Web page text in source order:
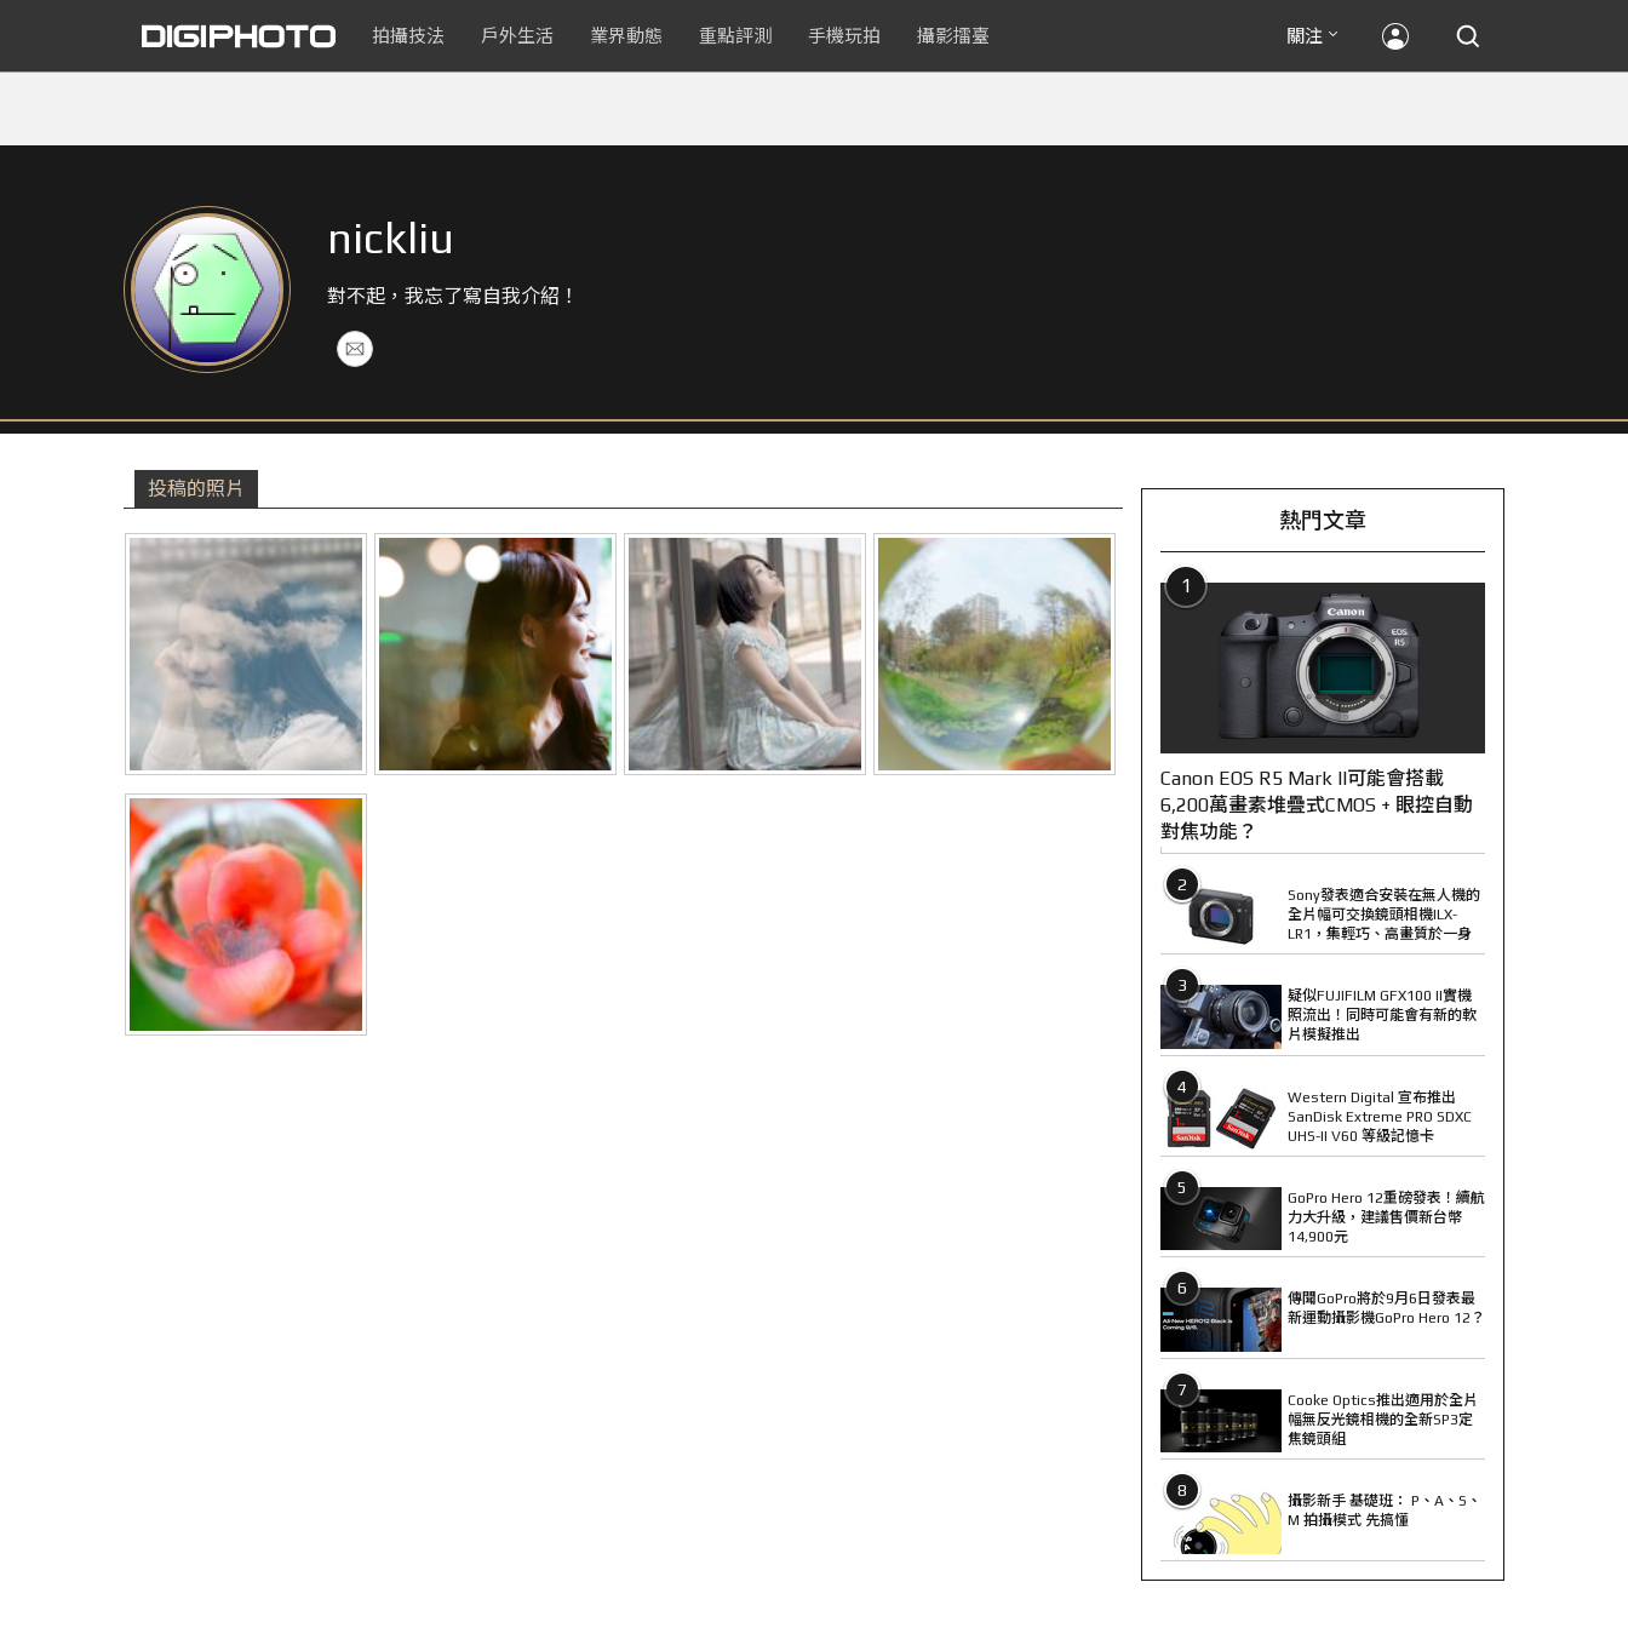
拍攝技法 戶外生活 業界動態 重點評測 手機玩拍 攝影擂臺 關注
nickliu
對不起，我忘了寫自我介紹！
投稿的照片
熱門文章
1
Canon EOS R5 Mark II可能會搭載
6,200萬畫素堆疊式CMOS + 眼控自動
對焦功能？
2
Sony發表適合安裝在無人機的
全片幅可交換鏡頭相機ILX-
LR1，集輕巧、高畫質於一身
3
疑似FUJIFILM GFX100 II實機
照流出！同時可能會有新的軟
片模擬推出
4
Western Digital 宣布推出
SanDisk Extreme PRO SDXC
UHS-II V60 等級記憶卡
5
GoPro Hero 12重磅發表！續航
力大升級，建議售價新台幣
14,900元
6
傳聞GoPro將於9月6日發表最
新運動攝影機GoPro Hero 12？
7
Cooke Optics推出適用於全片
幅無反光鏡相機的全新SP3定
焦鏡頭組
8
攝影新手 基礎班： P、A、S、
M 拍攝模式 先搞懂